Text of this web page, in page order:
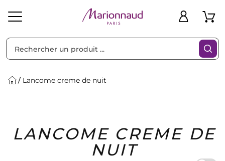
Solaire Homme Marques Idées
Cadeaux
Bons
Plans
Lancome creme de nuit
LANCOME CREME DE
NUIT
Filtres